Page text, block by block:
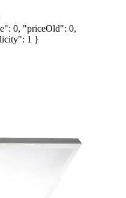
0, "priceOld": 0,
1 }